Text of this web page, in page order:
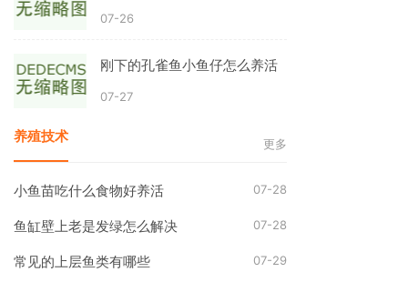
07-26
刚下的孔雀鱼小鱼仔怎么养活
07-27
养殖技术 更多
小鱼苗吃什么食物好养活 07-28
鱼缸壁上老是发绿怎么解决 07-28
常见的上层鱼类有哪些 07-29